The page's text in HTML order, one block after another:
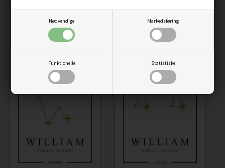
Nødvendige Markedsføring
Funktionelle Statistiske
58,65DKK 69,00 58,65DKK